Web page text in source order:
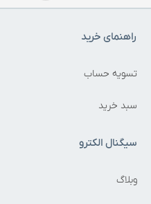
راهنمای خرید
تسویه حساب
سبد خرید
سیگنال الکترو
وبلاگ